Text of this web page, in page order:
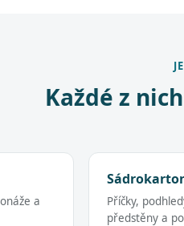
Každé z
a
Příčky,
předstěny a